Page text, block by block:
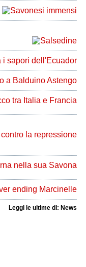
Leggi le ultime di: News